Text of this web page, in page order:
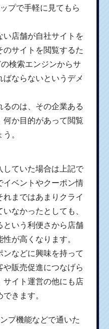
プで手軽に見てもら
い店舗が自社サイトを
サイトを閲覧するた
検索エンジンからサ
ならないというデメ
るのは、その企業ある
何か目的があって閲覧
。
していた場合は上記で
イベントやクーポン情
まではあまりクライ
なかったとしても、
という利便さから店舗
が高くなります。
ンなどに興味を持って
や販売促進につなげら
サイト運営の他にも店
きます。
プ機能などで通いた